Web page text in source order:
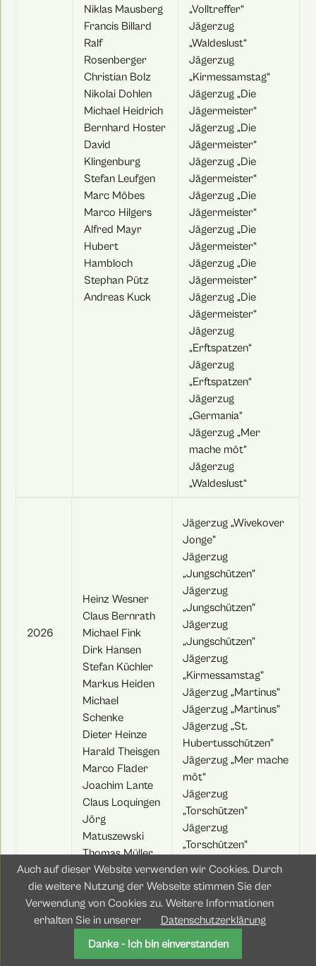
Niklas Mausberg
Francis Billard
Ralf
Rosenberger
Christian Bolz
Nikolai Dohlen
Michael Heidrich
Bernhard Hoster
David
Klingenburg
Stefan Leufgen
Marc Möbes
Marco Hilgers
Alfred Mayr
Hubert
Hambloch
Stephan Pütz
Andreas Kuck
„Volltreffer“
Jägerzug
„Waldeslust“
Jägerzug
„Kirmessamstag“
Jägerzug „Die
Jägermeister“
Jägerzug „Die
Jägermeister“
Jägerzug „Die
Jägermeister“
Jägerzug „Die
Jägermeister“
Jägerzug „Die
Jägermeister“
Jägerzug „Die
Jägermeister“
Jägerzug „Die
Jägermeister“
Jägerzug
„Erftspatzen“
Jägerzug
„Erftspatzen“
Jägerzug
„Germania“
Jägerzug „Mer
mache möt“
Jägerzug
„Waldeslust“
2026
Heinz Wesner
Claus Bernrath
Michael Fink
Dirk Hansen
Stefan Küchler
Markus Heiden
Michael
Schenke
Dieter Heinze
Harald Theisgen
Marco Flader
Joachim Lante
Claus Loquingen
Jörg
Matuszewski
Thomas Müller
Stephan
Petermann
Rolf Flintz
Thomas
Huhnstock
Jägerzug „Wivekover
Jonge"
Jägerzug
„Jungschützen"
Jägerzug
„Jungschützen"
Jägerzug
„Jungschützen"
Jägerzug
„Kirmessamstag"
Jägerzug „Martinus"
Jägerzug „Martinus"
Jägerzug „St.
Hubertusschützen"
Jägerzug „Mer mache
möt“
Jägerzug
„Torschützen"
Jägerzug
„Torschützen"
Jägerzug
„Torschützen"
Jägerzug
Auch auf dieser Website verwenden wir Cookies. Durch
die weitere Nutzung der Webseite stimmen Sie der
Verwendung von Cookies zu. Weitere Informationen
erhalten Sie in unserer
Datenschutzerklärung
Danke - Ich bin einverstanden